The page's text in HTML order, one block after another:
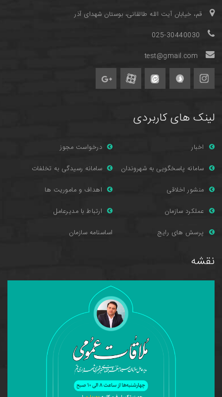
قم، خیابان آیت الله طالقانی، بوستان شهدای آذر
025-30440030
test@gmail.com
لینک های کاربردی
اخبار
درخواست مجوز
سامانه پاسخگویی به شهروندان
سامانه رسیدگی به تخلفات
منشور اخلاقی
اهداف و ماموریت ها
عملکرد سازمان
ارتباط با مدیرعامل
پرسش های رایج اساسنامه سازمان
نقشه